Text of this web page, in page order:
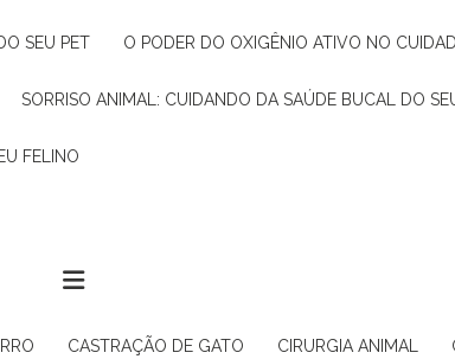
SEU PET O PODER DO OXIGÊNIO ATIVO NO
SORRISO ANIMAL: CUIDANDO DA SAÚDE BUCAL DO
FELINO
CASTRAÇÃO DE GATO CIRURGIA ANIMAL